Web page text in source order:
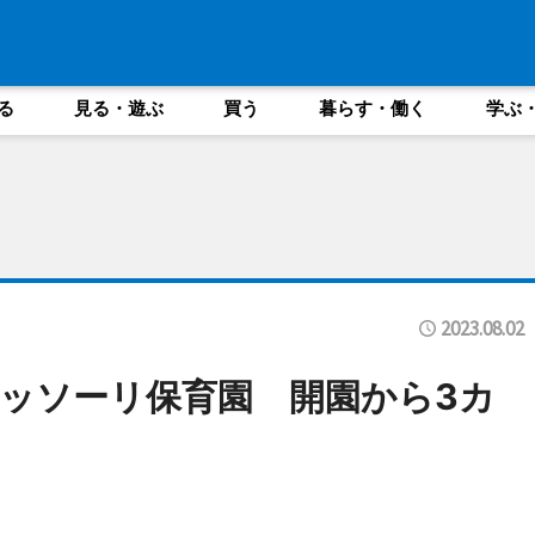
見る・遊ぶ 買う 暮らす・働く 学ぶ
2023.08.02
ソーリ保育園 開園から3カ